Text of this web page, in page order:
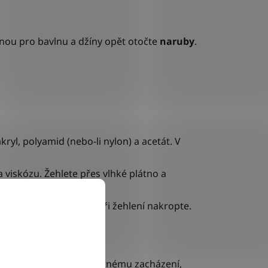
pro bavlnu a džíny opět otočte naruby.
polyamid (nebo-li nylon) a acetát. V
viskózu. Žehlete přes vlhké plátno a
ještě vlhké nebo při žehlení nakropte.
vždy nabádá k šetrnému zacházení,